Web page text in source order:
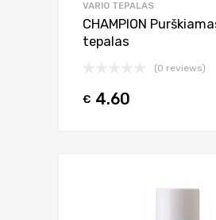
VARIO TEPALAS
CHAMPION
tepalas
(0 reviews)
€ 4.60